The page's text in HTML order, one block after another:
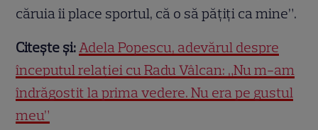
căruia îi place sportul, că o să pățiți ca mine”.
Citește și: Adela Popescu, adevărul despre
începutul relației cu Radu Vâlcan: „Nu m-am
îndrăgostit la prima vedere. Nu era pe gustul
meu”